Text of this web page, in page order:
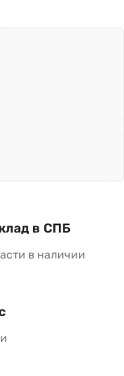
в СПБ
в наличии